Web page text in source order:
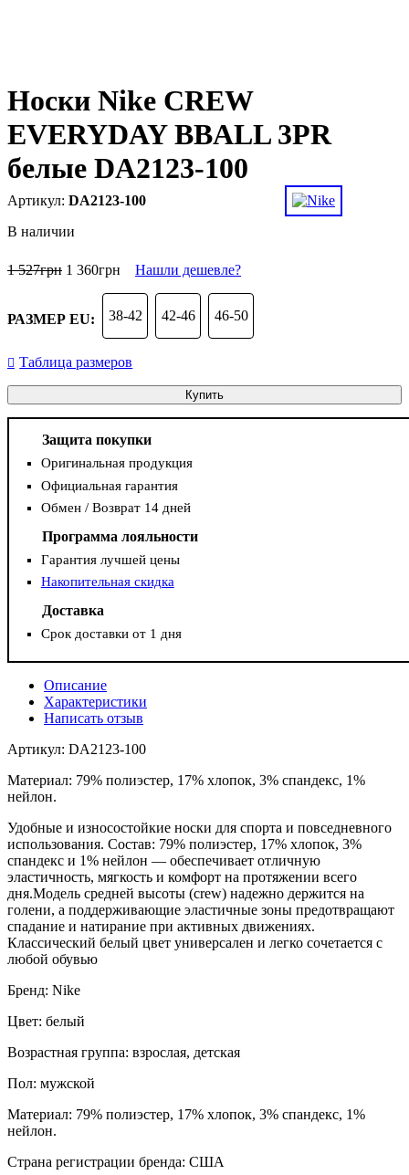
Носки Nike CREW
EVERYDAY BBALL 3PR
белые DA2123-100
DA2123-100
В наличии
1 527грн 1 360грн Нашли дешевле?
РАЗМЕР EU: 38-42 42-46 46-50
Таблица размеров
Купить
Защита покупки
Оригинальная продукция
Официальная гарантия
Обмен / Возврат 14 дней
Программа лояльности
Гарантия лучшей цены
Накопительная скидка
Доставка
Срок доставки от 1 дня
Описание
Характеристики
Написать отзыв
Артикул: DA2123-100
Материал: 79% полиэстер, 17% хлопок, 3% спандекс, 1%
нейлон.
Удобные и износостойкие носки для спорта и повседневного
использования. Состав: 79% полиэстер, 17% хлопок, 3%
спандекс и 1% нейлон — обеспечивает отличную
эластичность, мягкость и комфорт на протяжении всего
дня.Модель средней высоты (crew) надежно держится на
голени, а поддерживающие эластичные зоны предотвращают
спадание и натирание при активных движениях.
Классический белый цвет универсален и легко сочетается с
любой обувью
Бренд: Nike
Цвет: белый
Возрастная группа: взрослая, детская
Пол: мужской
Материал: 79% полиэстер, 17% хлопок, 3% спандекс, 1%
нейлон.
Страна регистрации бренда: США